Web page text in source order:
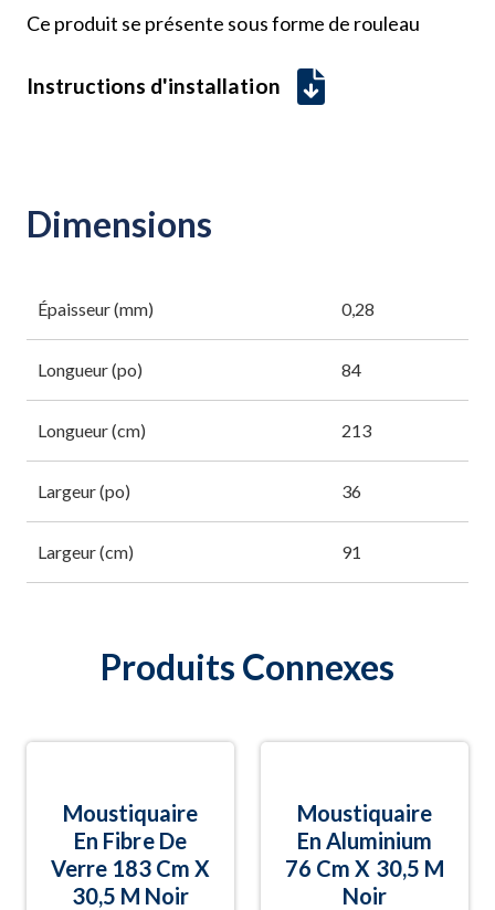
Ce produit se présente sous forme de rouleau
Instructions d'installation
Dimensions
Épaisseur (mm) 0,28
Longueur (po) 84
Longueur (cm) 213
Largeur (po) 36
Largeur (cm) 91
Produits Connexes
Moustiquaire
En Fibre De
Verre 183 Cm X
30,5 M Noir
Moustiquaire
En Aluminium
76 Cm X 30,5 M
Noir